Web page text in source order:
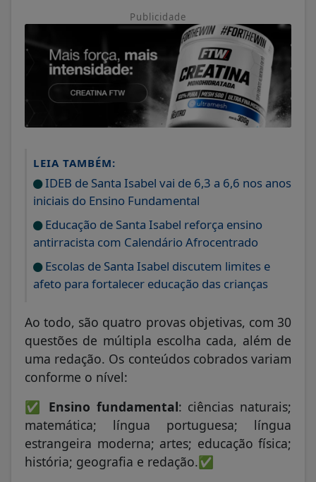
Publicidade
LEIA TAMBÉM:
IDEB de Santa Isabel vai de 6,3 a 6,6 nos anos
iniciais do Ensino Fundamental
Educação de Santa Isabel reforça ensino
antirracista com Calendário Afrocentrado
Escolas de Santa Isabel discutem limites e
afeto para fortalecer educação das crianças
Ao todo, são quatro provas objetivas, com 30
questões de múltipla escolha cada, além de
uma redação. Os conteúdos cobrados variam
conforme o nível:
✅ Ensino fundamental: ciências naturais;
matemática; língua portuguesa; língua
estrangeira moderna; artes; educação física;
história; geografia e redação.✅